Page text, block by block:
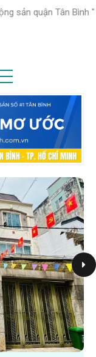
Bình "Nơi bạn tìm
TÌM HIỂU|